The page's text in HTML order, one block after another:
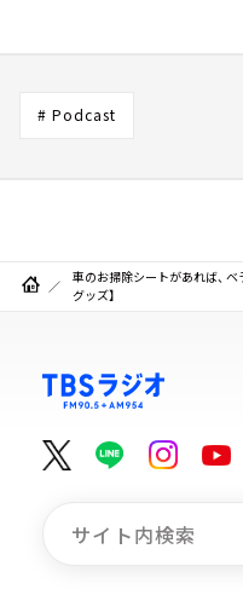
# Podcast
車のお掃除シートがあれば、
グッズ】